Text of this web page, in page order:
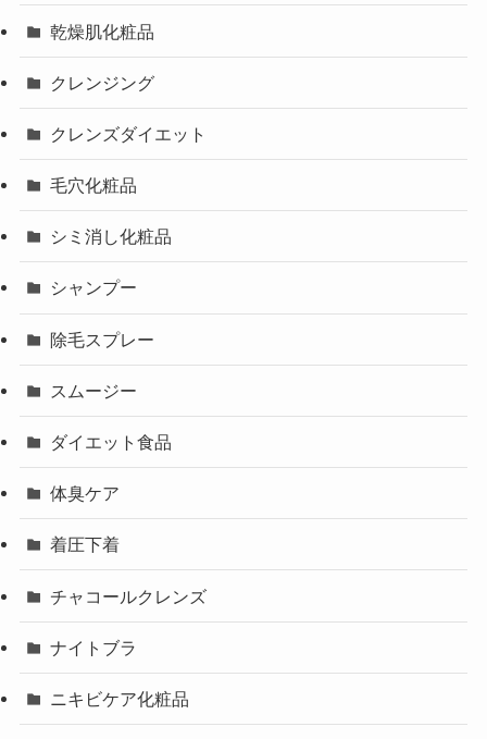
乾燥肌化粧品
クレンジング
クレンズダイエット
毛穴化粧品
シミ消し化粧品
シャンプー
除毛スプレー
スムージー
ダイエット食品
体臭ケア
着圧下着
チャコールクレンズ
ナイトブラ
ニキビケア化粧品